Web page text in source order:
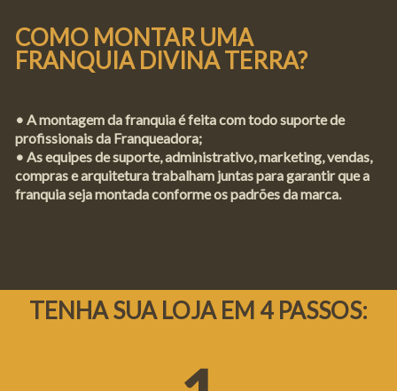
COMO MONTAR UMA
FRANQUIA DIVINA TERRA?
• A montagem da franquia é feita com todo suporte de
profissionais da Franqueadora;
• As equipes de suporte, administrativo, marketing, vendas,
compras e arquitetura trabalham juntas para garantir que a
franquia seja montada conforme os padrões da marca.
TENHA SUA LOJA EM 4 PASSOS: